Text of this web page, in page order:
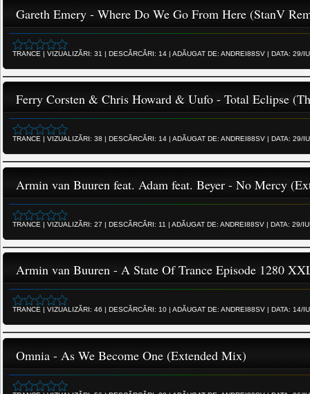
Gareth Emery - Where Do We Go From Here (StanV
TRANCE | VIZUALIZĂRI: 31 | DESCĂRCĂRI: 14 | ADĂUGAT DE: ANDREI88SV | DATA: 29/
Ferry Corsten & Chris Howard & Uufo - Total Eclipse
TRANCE | VIZUALIZĂRI: 38 | DESCĂRCĂRI: 14 | ADĂUGAT DE: ANDREI88SV | DATA: 29/
Armin van Buuren feat. Adam feat. Beyer - No Mercy
TRANCE | VIZUALIZĂRI: 27 | DESCĂRCĂRI: 11 | ADĂUGAT DE: ANDREI88SV | DATA: 29/
Armin van Buuren - A State Of Trance Episode 1280
TRANCE | VIZUALIZĂRI: 46 | DESCĂRCĂRI: 10 | ADĂUGAT DE: ANDREI88SV | DATA: 14/
Omnia - As We Become One (Extended Mix)